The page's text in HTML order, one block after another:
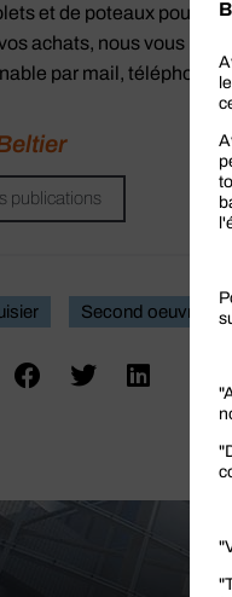
et de poteaux pour
achats, nous vous
par mail, téléphone
publications
Second oeuvre